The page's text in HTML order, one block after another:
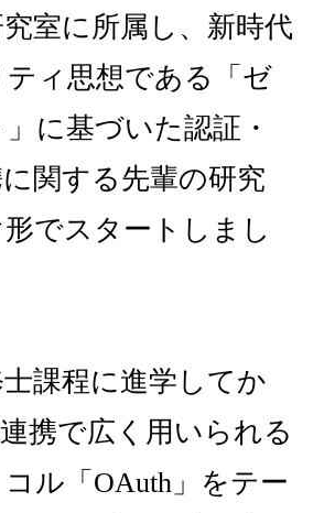
室に所属し、新時代
ィ思想である「ゼ
に基づいた認証・
関する先輩の研究
でスタートしまし
課程に進学してか
携で広く用いられる
ル「OAuth」をテー